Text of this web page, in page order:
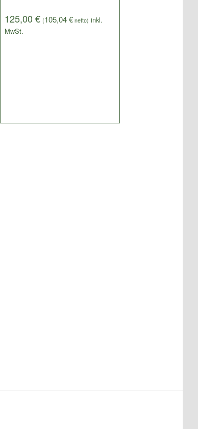
125,00 € (105,04€netto)